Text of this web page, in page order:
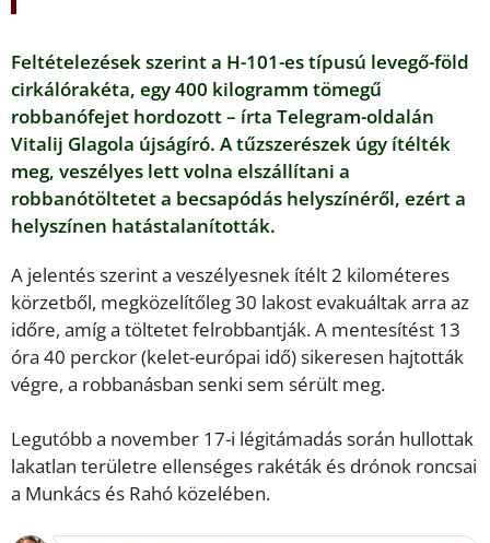
Feltételezések szerint a H-101-es típusú levegő-föld
cirkálórakéta, egy 400 kilogramm tömegű
robbanófejet hordozott – írta Telegram-oldalán
Vitalij Glagola újságíró. A tűzszerészek úgy ítélték
meg, veszélyes lett volna elszállítani a
robbanótöltetet a becsapódás helyszínéről, ezért a
helyszínen hatástalanították.
A jelentés szerint a veszélyesnek ítélt 2 kilométeres
körzetből, megközelítőleg 30 lakost evakuáltak arra az
időre, amíg a töltetet felrobbantják. A mentesítést 13
óra 40 perckor (kelet-európai idő) sikeresen hajtották
végre, a robbanásban senki sem sérült meg.
Legutóbb a november 17-i légitámadás során hullottak
lakatlan területre ellenséges rakéták és drónok roncsai
a Munkács és Rahó közelében.